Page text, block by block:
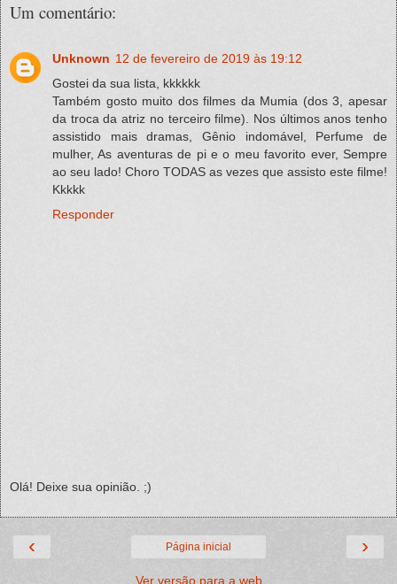
Um comentário:
Unknown 12 de fevereiro de 2019 às 19:12
Gostei da sua lista, kkkkkk
Também gosto muito dos filmes da Mumia (dos 3, apesar
da troca da atriz no terceiro filme). Nos últimos anos tenho
assistido mais dramas, Gênio indomável, Perfume de
mulher, As aventuras de pi e o meu favorito ever, Sempre
ao seu lado! Choro TODAS as vezes que assisto este filme!
Kkkkk
Responder
Olá! Deixe sua opinião. ;)
‹ ›
Página inicial
Ver versão para a web